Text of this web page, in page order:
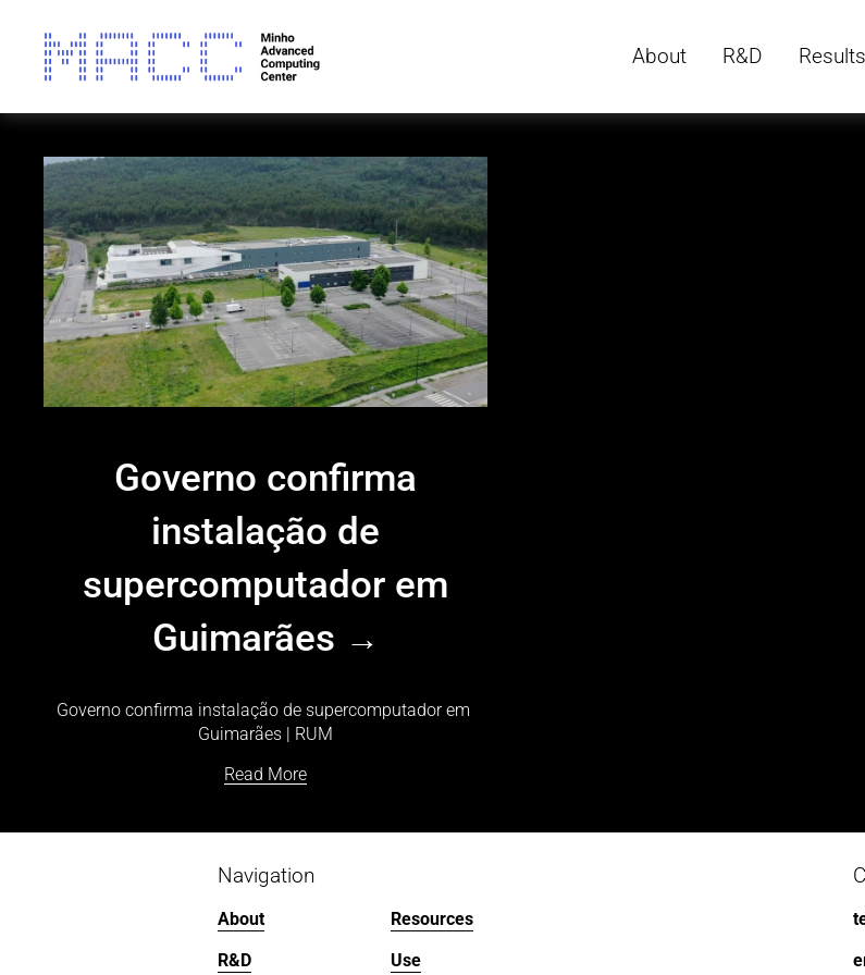
About R&D Results
Governo confirma
instalação de
supercomputador em
Guimarães
Governo confirma instalação de supercomputador em
Guimarães | RUM
Read More
Navigation
About
R&D
Resources
Use